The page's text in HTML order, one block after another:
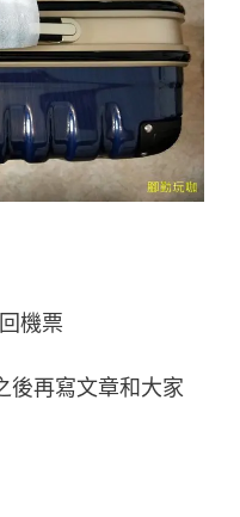
機票
後再寫文章和大家